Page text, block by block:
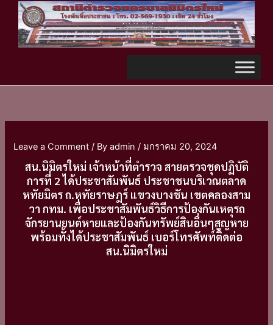
content
Leave a Comment / Byadmin/ มกราคม 20, 2024
สน.นิมิตรใหม่ เจ้าหน้าที่ตำรวจ สายตรวจชุดปฏิบัติ
การที่ 2 ได้ประชาสัมพันธ์ ประชาชนบริเวณตลาด
หทัยมิตร ถ.หทัยราษฎร์ แขวงบางชัน เขตคลองสาม
วา กทม. เพื่อประชาสัมพันธ์วิธีการป้องกันเหตุรถ
จักรยานยนต์หายและป้องกันทรัพย์สินอื่นๆสูญหาย
พร้อมทั้งได้ประชาสัมพันธ์ เบอร์โทรศัพท์ติดต่อ
สน.นิมิตรใหม่
TikTok